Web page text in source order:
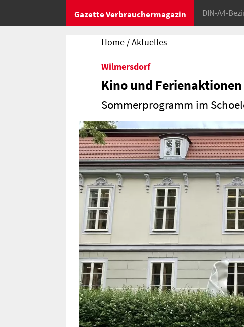
Gazette Verbrauchermagazin DIN-A4-
Home Aktuelles
Wilmersdorf
Kino und Ferienaktionen
Sommerprogramm im